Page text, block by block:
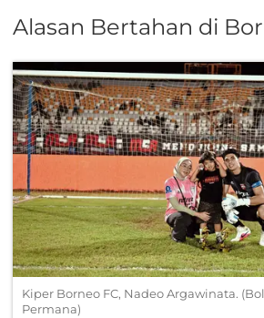
Alasan Bertahan di
Kiper Borneo FC, Nadeo Argawinata.
Permana)